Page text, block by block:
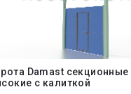
Damast
с калиткой